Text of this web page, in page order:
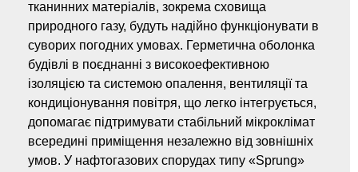
тканинних матеріалів, зокрема сховища
природного газу, будуть надійно функціонувати в
суворих погодних умовах. Герметична оболонка
будівлі в поєднанні з високоефективною
ізоляцією та системою опалення, вентиляції та
кондиціонування повітря, що легко інтегрується,
допомагає підтримувати стабільний мікроклімат
всередині приміщення незалежно від зовнішніх
умов. У нафтогазових спорудах типу «Sprung»